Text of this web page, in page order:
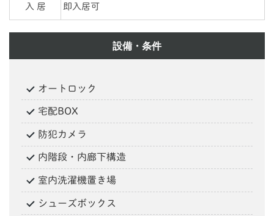
入 居 即入居可
設備・条件
オートロック
宅配BOX
防犯カメラ
内階段・内廊下構造
室内洗濯機置き場
シューズボックス